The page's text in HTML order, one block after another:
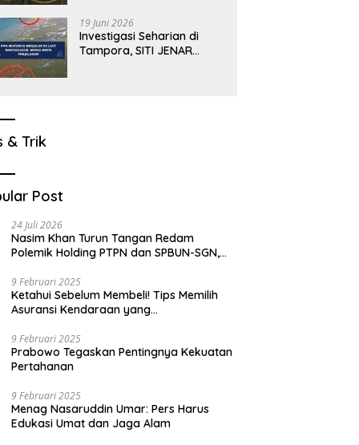
Menunjukkan
Akuntabilitas.
19 Juni 2026
Investigasi Seharian di
Tampora, SITI JENAR
& Trik
Post
24 Juli 2026
Nasim Khan Turun Tangan Redam
Polemik Holding PTPN dan SPBUN-SGN,
9 Februari 2025
Ketahui Sebelum Membeli! Tips Memilih
Asuransi Kendaraan yang
9 Februari 2025
Prabowo Tegaskan Pentingnya Kekuatan
Pertahanan
9 Februari 2025
Menag Nasaruddin Umar: Pers Harus
Edukasi Umat dan Jaga Alam